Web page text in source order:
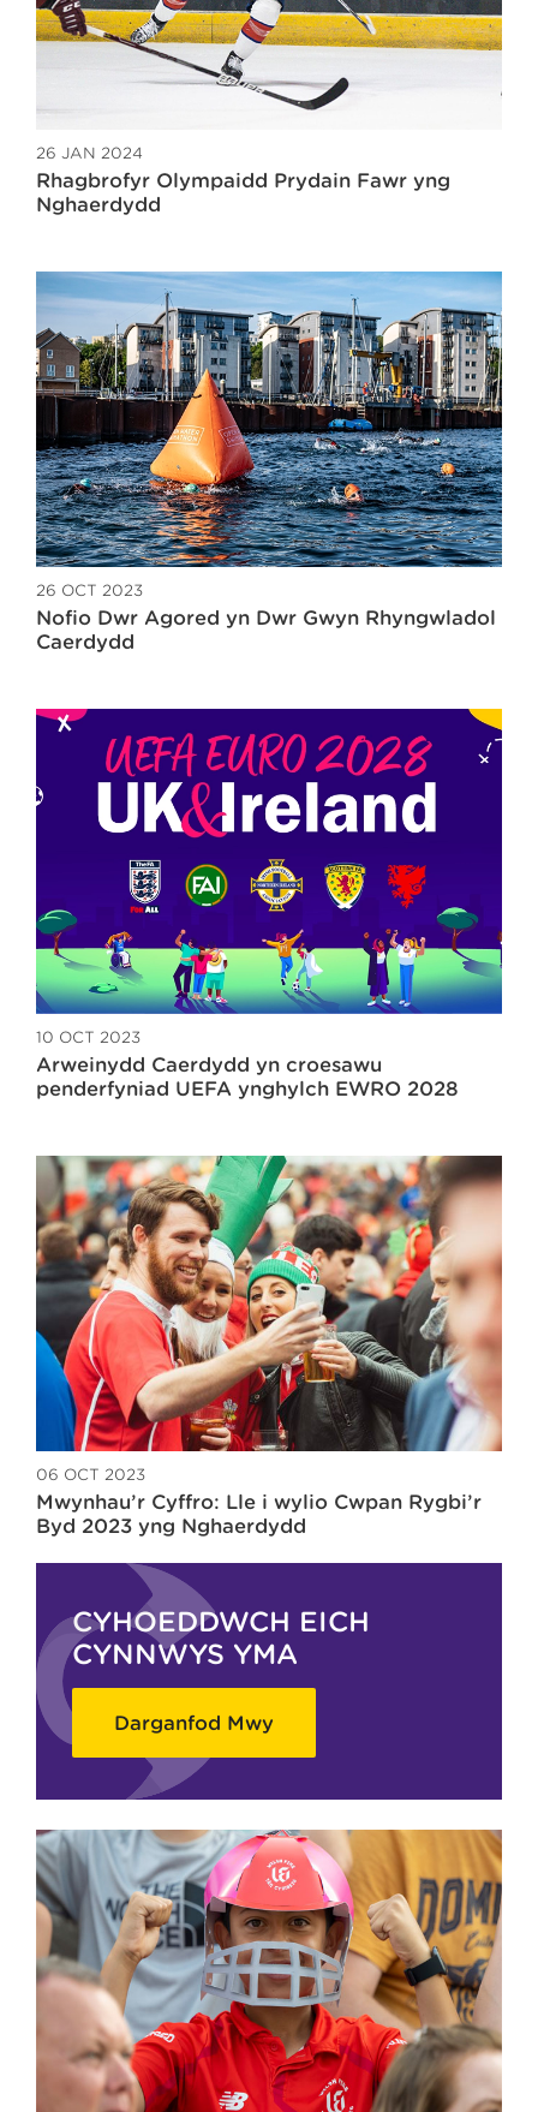
26 JAN 2024
Rhagbrofyr Olympaidd Prydain Fawr yng
Nghaerdydd
26 OCT 2023
Nofio Dŵr Agored yn Dŵr Gwyn Rhyngwladol
Caerdydd
10 OCT 2023
Arweinydd Caerdydd yn croesawu
penderfyniad UEFA ynghylch EWRO 2028
06 OCT 2023
Mwynhau’r Cyffro: Lle i wylio Cwpan Rygbi’r
Byd 2023 yng Nghaerdydd
CYHOEDDWCH EICH
CYNNWYS YMA
Darganfod Mwy